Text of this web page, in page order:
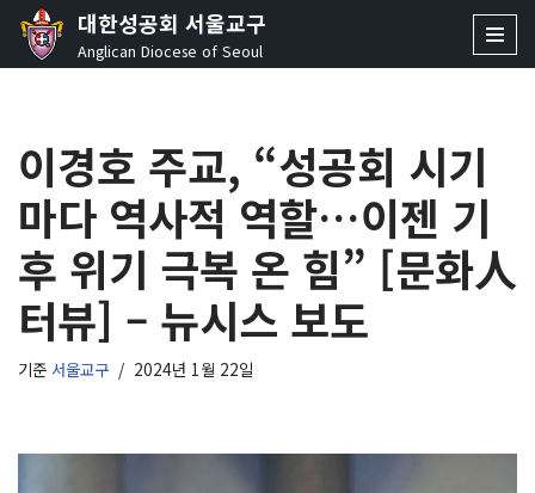
콘
로
건
너
뛰
기
대한성공회 서울교구
Anglican Diocese of Seoul
이경호 주교, “성공회 시기
마다 역사적 역할…이젠 기
후 위기 극복 온 힘” [문화人
터뷰] – 뉴시스 보도
기준 서울교구 2024년 1월 22일